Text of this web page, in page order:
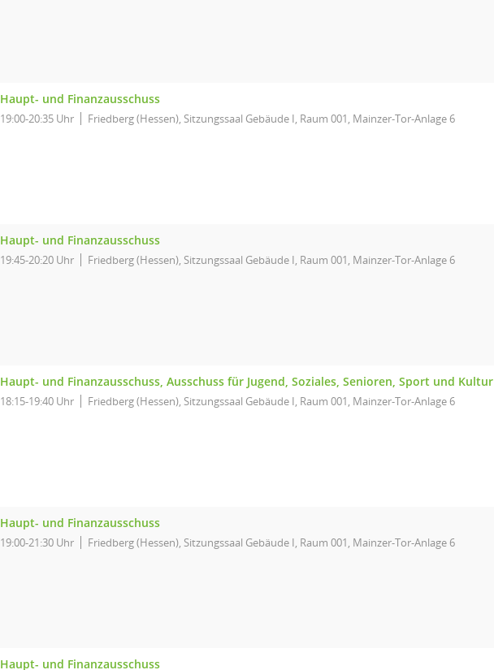
Haupt- und Finanzausschuss
19:00-20:35 Uhr Friedberg (Hessen), Sitzungssaal Gebäude I, Raum 001, Mainzer-Tor-Anlage 6
Haupt- und Finanzausschuss
19:45-20:20 Uhr Friedberg (Hessen), Sitzungssaal Gebäude I, Raum 001, Mainzer-Tor-Anlage 6
Haupt- und Finanzausschuss, Ausschuss für Jugend, Soziales, Senioren, Sport und Kultur
18:15-19:40 Uhr Friedberg (Hessen), Sitzungssaal Gebäude I, Raum 001, Mainzer-Tor-Anlage 6
Haupt- und Finanzausschuss
19:00-21:30 Uhr Friedberg (Hessen), Sitzungssaal Gebäude I, Raum 001, Mainzer-Tor-Anlage 6
Haupt- und Finanzausschuss